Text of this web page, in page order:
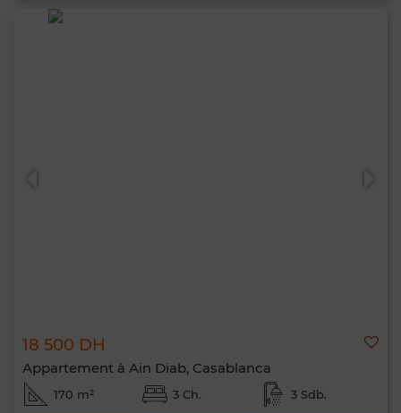
18 500 DH
Appartement à Ain Diab, Casablanca
170 m² 3 Ch. 3 Sdb.